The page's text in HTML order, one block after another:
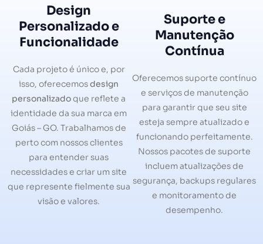
Design
Personalizado e
Funcionalidade
Cada projeto é único e, por
isso, oferecemosdesign
personalizadoque reflete a
identidade da sua marca em
Goiás – GO. Trabalhamos de
perto com nossos clientes
para entender suas
necessidades e criar um site
que represente fielmente sua
visão e valores.
Suporte e
Manutenção
Contínua
Oferecemos suporte contínuo
e serviços de manutenção
para garantir que seu site
esteja sempre atualizado e
funcionando perfeitamente.
Nossos pacotes de suporte
incluem atualizações de
segurança, backups regulares
e monitoramento de
desempenho.